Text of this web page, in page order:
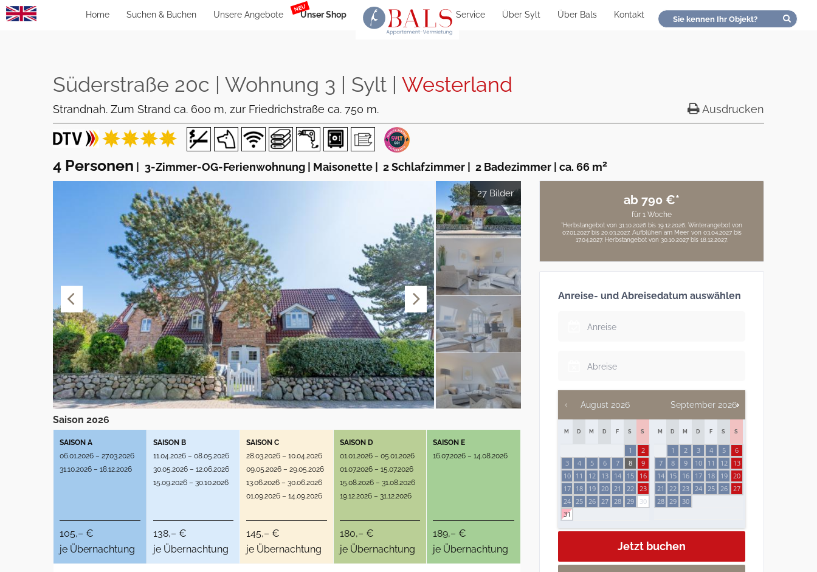
Service Über Sylt Über Bals Kontakt
Home Suchen & Buchen Unsere Angebote Unser Shop
NEU
Süderstraße 20c | Wohnung 3 | Sylt | Westerland
Strandnah. Zum Strand ca. 600 m, zur Friedrichstraße ca. 750 m. Ausdrucken
4 Personen 3-Zimmer-OG-Ferienwohnung | Maisonette 2 Schlafzimmer 2 Badezimmer ca. 66 m2
27 Bilder
Saison 2026
SAISON A
06.01.2026 – 27.03.2026
31.10.2026 – 18.12.2026
105,– €
je Übernachtung
SAISON B
11.04.2026 – 08.05.2026
30.05.2026 – 12.06.2026
15.09.2026 – 30.10.2026
138,– €
je Übernachtung
SAISON C
28.03.2026 – 10.04.2026
09.05.2026 – 29.05.2026
13.06.2026 – 30.06.2026
01.09.2026 – 14.09.2026
145,– €
je Übernachtung
SAISON D
01.01.2026 – 05.01.2026
01.07.2026 – 15.07.2026
15.08.2026 – 31.08.2026
19.12.2026 – 31.12.2026
180,– €
je Übernachtung
SAISON E
16.07.2026 – 14.08.2026
189,– €
je Übernachtung
ab 790 €*
für 1 Woche
*Herbstangebot von 31.10.2026 bis 19.12.2026. Winterangebot von
07.01.2027 bis 20.03.2027. Aufblühen am Meer von 03.04.2027 bis
17.04.2027. Herbstangebot von 30.10.2027 bis 18.12.2027.
Anreise- und Abreisedatum auswählen
August 2026
M D M D F S S
1
2
3
4 5 6 7 8
9
10
11 12 13 14 15
16
17
18 19 20 21 22 23
24 25 26 27 28 29
30
31
September 2026
M D M D F S S
1 2 3 4 5
6
7
8 9 10 11 12
13
14
15 16 17 18 19 20
21
22 23 24 25 26 27
28 29 30